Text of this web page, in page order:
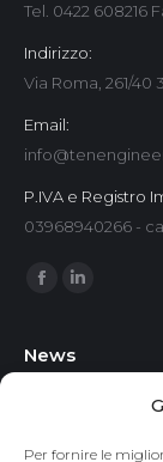
Per fornire le
Tel. 0422 608216
Indirizzo:
Via Roma, 261/40
Email:
P.IVA e Registro
03968940266 -
Find us on:
News
Progettazione